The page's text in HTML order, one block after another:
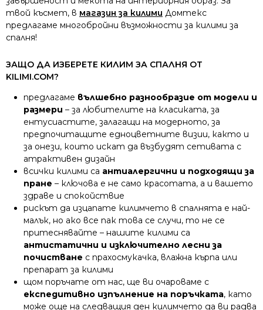
твой късмет, в магазин за килими Домтекс
предлагаме многобройни възможности за килими за
спалня!
ЗАЩО ДА ИЗБЕРЕТЕ КИЛИМ ЗА СПАЛНЯ ОТ
KILIMI.COM?
предлагаме вълшебно разнообразие от модели и
размери – за любителите на класиката, за
ентусиастите, залагащи на модерното, за
предпочитащите едноцветните визии, както и
за онези, които искат да възбудят сетивата с
атрактивен дизайн
всички килими са антиалергични и подходящи за
пране – ключова е не само красотата, а и вашето
здраве и спокойствие
рискът да изцапате килимчето в спалнята е най-
малък, но ако все пак това се случи, то не се
притеснявайте – нашите килими са
антистатични и изключително лесни за
почистване с прахосмукачка, влажна кърпа или
препарат за килими
щом поръчате от нас, ще ви очароваме с
експедитивно изпълнение на поръчката, като
може още на следващия ден килимчето да ви радва